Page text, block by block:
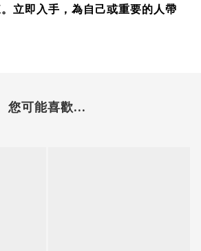
立即入手，為自己或重要的人帶
您可能喜歡...